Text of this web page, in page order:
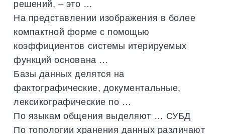
решений, – это …
На представлении изображения в более
компактной форме с помощью
коэффициентов системы итерируемых
функций основана …
Базы данных делятся на
фактографические, документальные,
лексикографические по …
По языкам общения выделяют … СУБД
По топологии хранения данных различают